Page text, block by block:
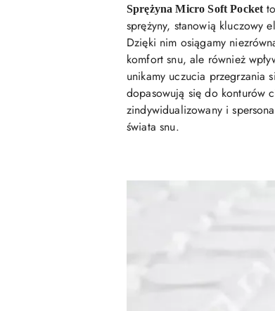
Sprężyna Micro Soft Pocket
sprężyny, stanowią kluczowy
Dzięki nim osiągamy
komfort snu, ale również
unikamy uczucia przegrzania
dopasowują się do konturów
zindywidualizowany i
świata snu.